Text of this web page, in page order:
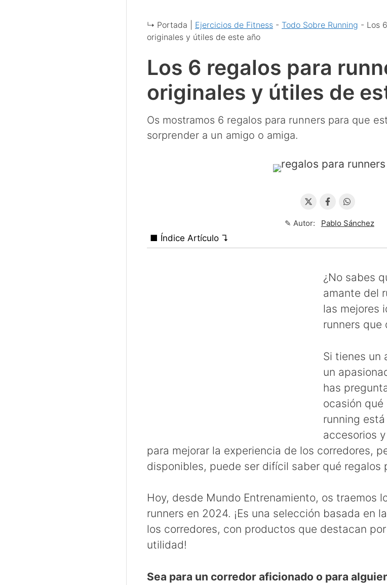
↳ Portada | Ejercicios de Fitness - Todo Sobre Running - Los
originales y útiles de este año
Los 6 regalos para
originales y útiles de
Os mostramos 6 regalos para runners para que
sorprender a un amigo o amiga.
✎ Autor: Pablo Sánchez
■ Índice Artículo ↴
¿No sabes
amante del
las mejores
runners que
Si tienes un
un
has
ocasión qué
running
accesorios
para mejorar la experiencia de los corredores,
disponibles, puede ser difícil saber qué regalos
Hoy, desde Mundo Entrenamiento, os traemos
runners en 2024. ¡Es una selección basada en
los corredores, con productos que destacan
utilidad!
Sea para un corredor aficionado o para